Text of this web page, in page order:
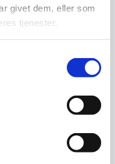
givet dem, eller som
tjenester.
Den
oprindelige
359,00 DKK.
DKK